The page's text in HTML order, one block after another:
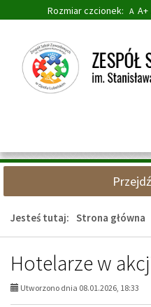
głównej
treści
wyszukiwarki
Rozmiar czcionek: A A+
Jesteś tutaj: Strona główna
Hotelarze w
Utworzono dnia 08.01.2026, 18:33